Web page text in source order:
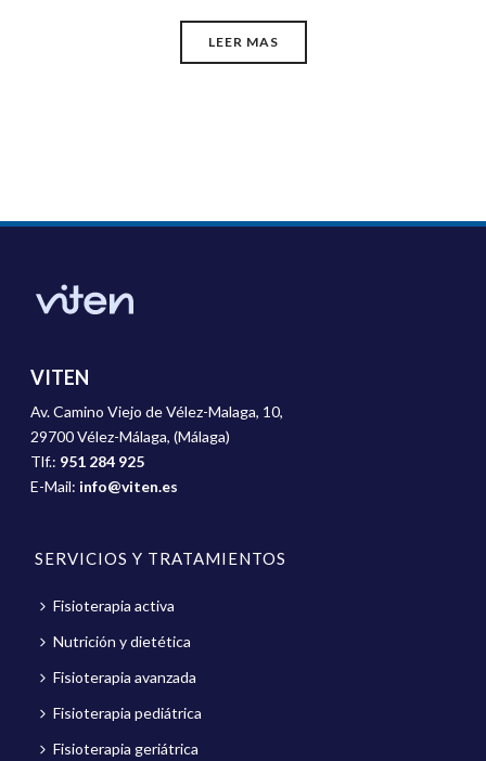
LEER MAS
VITEN
Av. Camino Viejo de Vélez-Malaga, 10,
29700 Vélez-Málaga, (Málaga)
Tlf.: 951 284 925
E-Mail: info@viten.es
SERVICIOS Y TRATAMIENTOS
Fisioterapia activa
Nutrición y dietética
Fisioterapia avanzada
Fisioterapia pediátrica
Fisioterapia geriátrica